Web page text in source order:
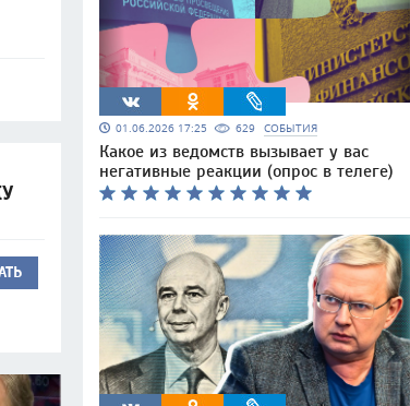
01.06.2026 17:25 629 СОБЫТИЯ
Какое из ведомств вызывает у вас
негативные реакции (опрос в телеге)